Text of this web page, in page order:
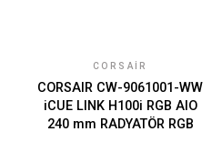
CORSAIR
CORSAIR CW-9061001-WW
iCUE LINK H100i RGB AIO
240 mm RADYATÖR RGB